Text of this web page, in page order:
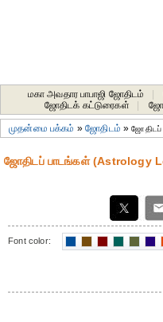
மகா அவதார பாபாஜி ஜோதிடம்
ஜோதிடக் கட்டுரைகள்
முதன்மை பக்கம் »ஜோதிடம் »
ஜோதிடப் பாடங்கள் (Astrology
Font color: